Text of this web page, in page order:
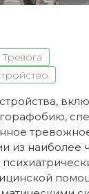
Тревога
из наиболее